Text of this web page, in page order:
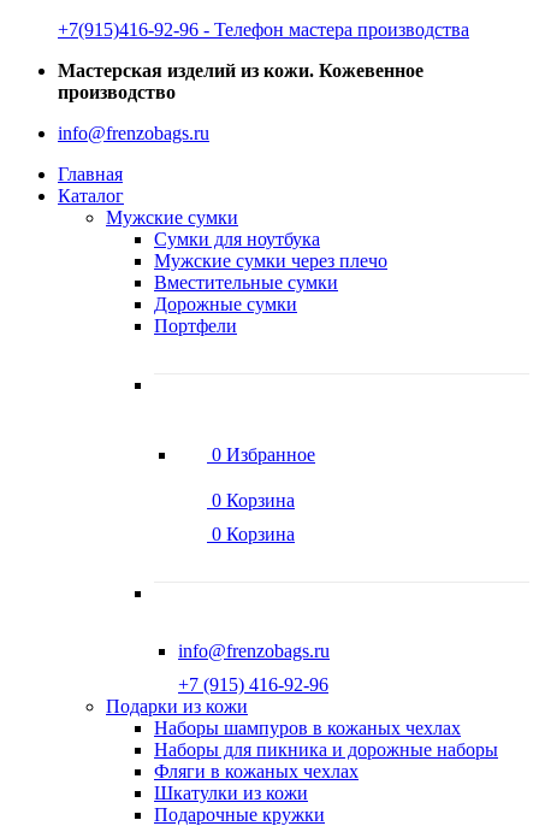
‭+7(915)416-92-96 ‬- Телефон мастера производства
Мастерская изделий из кожи. Кожевенное
производство
info@frenzobags.ru
Главная
Каталог
Мужские сумки
Сумки для ноутбука
Мужские сумки через плечо
Вместительные сумки
Дорожные сумки
Портфели
0 Избранное
0 Корзина
0 Корзина
info@frenzobags.ru
‭+7 (915) 416-92-96
Подарки из кожи
Наборы шампуров в кожаных чехлах
Наборы для пикника и дорожные наборы
Фляги в кожаных чехлах
Шкатулки из кожи
Подарочные кружки